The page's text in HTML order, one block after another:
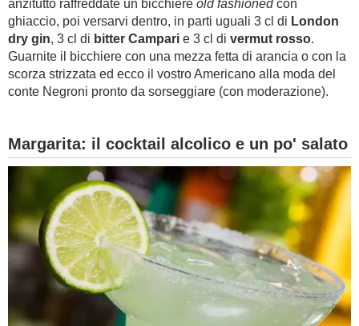
anzitutto raffreddate un bicchiere old fashionedcon
ghiaccio, poi versarvi dentro, in parti uguali 3 cl di London
dry gin, 3 cl di bitter Campari e 3 cl di vermut rosso.
Guarnite il bicchiere con una mezza fetta di arancia o con la
scorza strizzata ed ecco il vostro Americano alla moda del
conte Negroni pronto da sorseggiare (con moderazione).
Margarita: il cocktail alcolico e un po' salato